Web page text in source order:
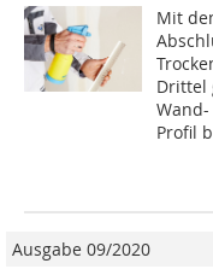
Mit
Drittel
Profil
Ausgabe 09/2020